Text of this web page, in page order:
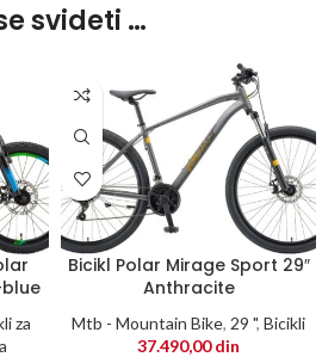
svideti …
blue
za
Bicikl Polar Mirage Sport 29″
Anthracite
Mtb - Mountain Bike, 29 ", Bicikli
37.490,00din